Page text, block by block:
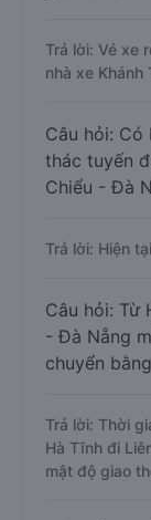
Trả lời: Vé xe
nhà xe Khánh
Câu hỏi: Có
thác tuyến
Chiểu - Đà
Trả lời: Hiện
Câu hỏi: Từ
- Đà Nẵng
chuyển
Trả lời: Thời
Hà Tĩnh đi
mật độ giao